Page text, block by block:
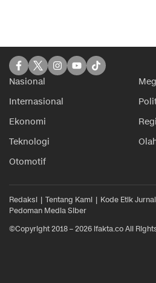
Nasional
Internasional
Ekonomi
Teknologi
Otomotif
Redaksi Tentang Kami Kode Etik
Pedoman Media Siber
©Copyright 2018 – 2026 ifakta.co All